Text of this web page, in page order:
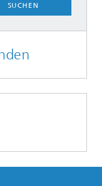
SUCHEN